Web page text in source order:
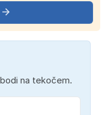
na tekočem.